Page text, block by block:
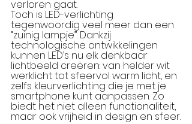
verloren gaat.
Toch is LED-verlichting
tegenwoordig veel meer dan een
“zuinig lampje”. Dankzij
technologische ontwikkelingen
kunnen LED’s nu elk denkbaar
lichtbeeld creëren: van helder wit
werklicht tot sfeervol warm licht, en
zelfs kleurverlichting die je met je
smartphone kunt aanpassen. Zo
biedt het niet alleen functionaliteit,
maar ook vrijheid in design en sfeer.